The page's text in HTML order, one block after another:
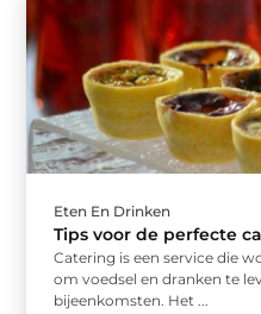
Eten En Drinken
Tips voor de perfecte
Catering is een service die
om voedsel en dranken te
bijeenkomsten. Het ...